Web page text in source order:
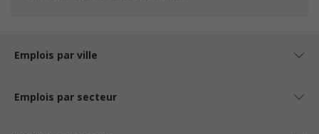
Emplois par ville
Emplois par secteur